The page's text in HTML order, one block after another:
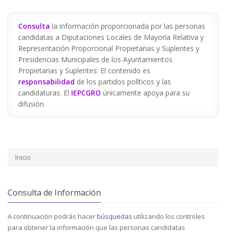
Consulta la información proporcionada por las personas
candidatas a Diputaciones Locales de Mayoría Relativa y
Representación Proporcional Propietarias y Suplentes y
Presidencias Municipales de los Ayuntamientos
Propietarias y Suplentes. El contenido es
responsabilidad de los partidos políticos y las
candidaturas. El IEPCGRO únicamente apoya para su
difusión.
Inicio
Consulta de Información
A continuación podrás hacerbúsquedas utilizando los controles
para obtener la información que las personas candidatas